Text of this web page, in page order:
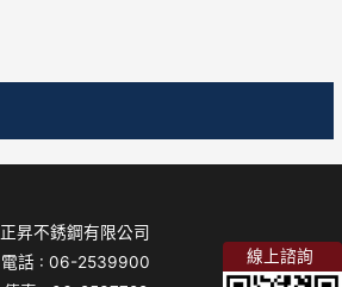
正昇不銹鋼有限公司
電話 : 06-2539900
線上諮詢